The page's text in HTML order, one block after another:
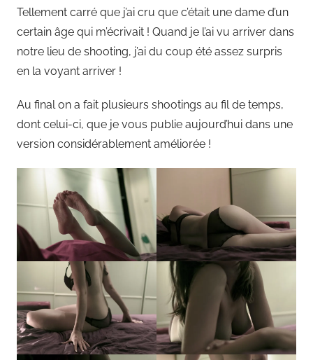
Tellement carré que j’ai cru que c’était une dame d’un
certain âge qui m’écrivait ! Quand je l’ai vu arriver dans
notre lieu de shooting, j’ai du coup été assez surpris
en la voyant arriver !
Au final on a fait plusieurs shootings au fil de temps,
dont celui-ci, que je vous publie aujourd’hui dans une
version considérablement améliorée !